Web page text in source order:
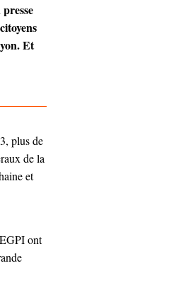
Et
plus de
de la
et
ont